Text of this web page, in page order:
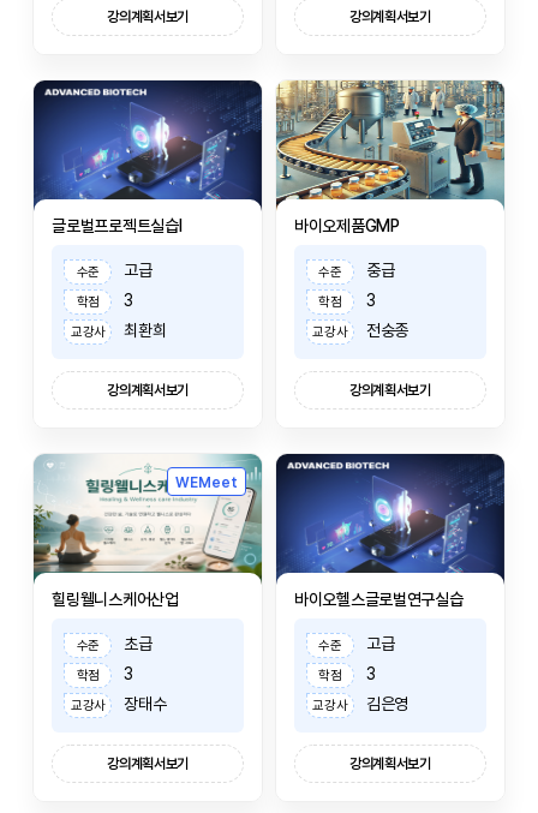
강의계획서보기 강의계획서보기
글로벌프로젝트실습I
수준 고급
학점 3
교강사 최환희
강의계획서보기
바이오제품GMP
수준 중급
학점 3
교강사 전숭종
강의계획서보기
WEMeet
힐링웰니스케어산업
수준 초급
학점 3
교강사 장태수
강의계획서보기
바이오헬스글로벌연구실습
수준 고급
학점 3
교강사 김은영
강의계획서보기